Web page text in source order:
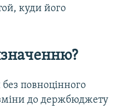
куди його
повноцінного
до держбюджету